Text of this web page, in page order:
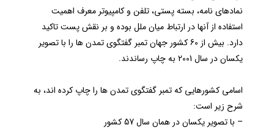
نمادهای نامه، بسته پستی، تلفن و کامپیوتر معرف اهمیت
استفاده از آنها در ارتباط میان ملل بوده و بر نقش پست تاکید
دارد. بیش از 60 کشور جهان تمبر گفتگوی تمدن ها را با تصویر
یکسان در سال 2001 به چاپ رساندند.
اسامی کشورهایی که تمبر گفتگوی تمدن ها را چاپ کرده اند، به
شرح زیر است:
– با تصویر يکسان در همان سال 57 کشور